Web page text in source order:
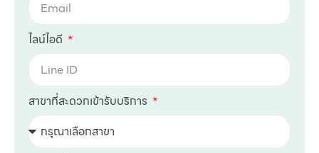
ไลน์ไอดี
สาขาที่สะดวกเข้ารับบริการ